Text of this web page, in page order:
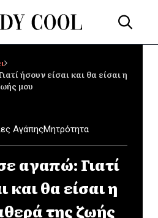
ήσουν είσαι και θα είσαι η
μου
ΑγάπηςΜητρότητα
αγαπώ: Γιατί
και θα είσαι η
της ζωής